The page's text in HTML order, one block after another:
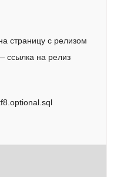
страницу с релизом
ссылка на релиз